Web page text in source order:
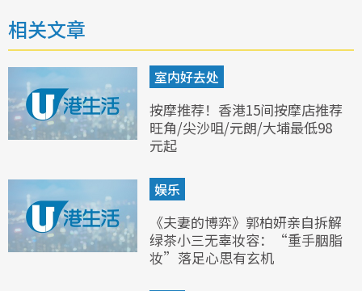
相关文章
室内好去处
按摩推荐！香港15间按摩店推荐
旺角/尖沙咀/元朗/大埔最低98
元起
娱乐
《夫妻的博弈》郭柏妍亲自拆解
绿茶小三无辜妆容：“重手胭脂
妆”落足心思有玄机